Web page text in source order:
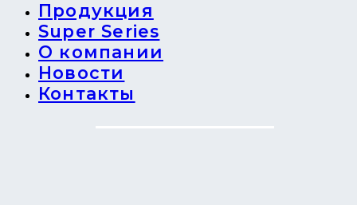
Продукция
Super Series
О компании
Новости
Контакты